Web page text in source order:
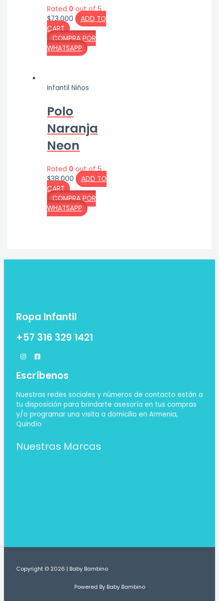
Rated 0 out of 5
$73,000
ADD TO
CART
COMPRA POR
WHATSAPP
Infantil Niños
Polo
Naranja
Neon
Rated 0 out of 5
$38,000
ADD TO
CART
COMPRA POR
WHATSAPP
Ropa Infantil
+57 316 329 1421
Escríbenos
Nuestras redes sociales y números de contacto están a
tu disposición para brindarte asesoría en tus compras
y/o programar una visita a domicilio en Armenia,
Quindío
Nuestras Marcas
Copyright © 2026 | Baby Bambino
Powered By Baby Bambino